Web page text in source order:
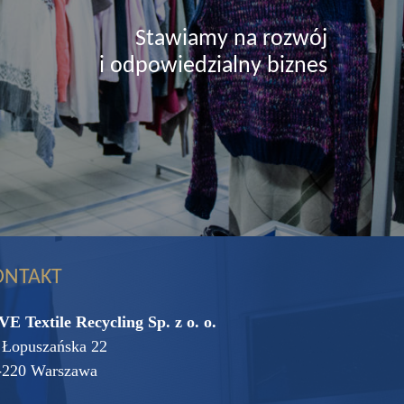
Stawiamy na rozwój
i odpowiedzialny biznes
Textile Recycling Sp. z o. o.
22
Warszawa